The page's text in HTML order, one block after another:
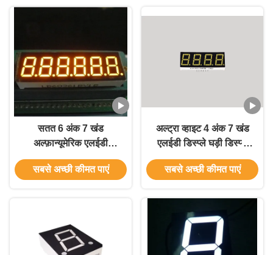
सतत 6 अंक 7 खंड
अल्फ़ान्यूमेरिक एलईडी
प्रदर्शित एम्बर 0.36 इंच
सबसे अच्छी कीमत पाएं
अल्ट्रा व्हाइट 4 अंक 7 खंड
एलईडी डिस्प्ले घड़ी डिस्प्ले
डिजिटल टाइमर संकेतक के
लिए एनोड कैथोड
सबसे अच्छी कीमत पाएं